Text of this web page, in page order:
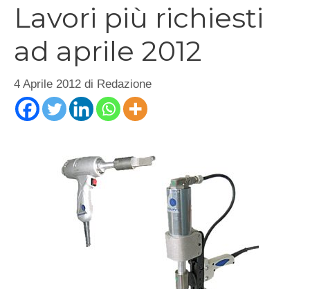
Lavori più richiesti
ad aprile 2012
4 Aprile 2012 di Redazione